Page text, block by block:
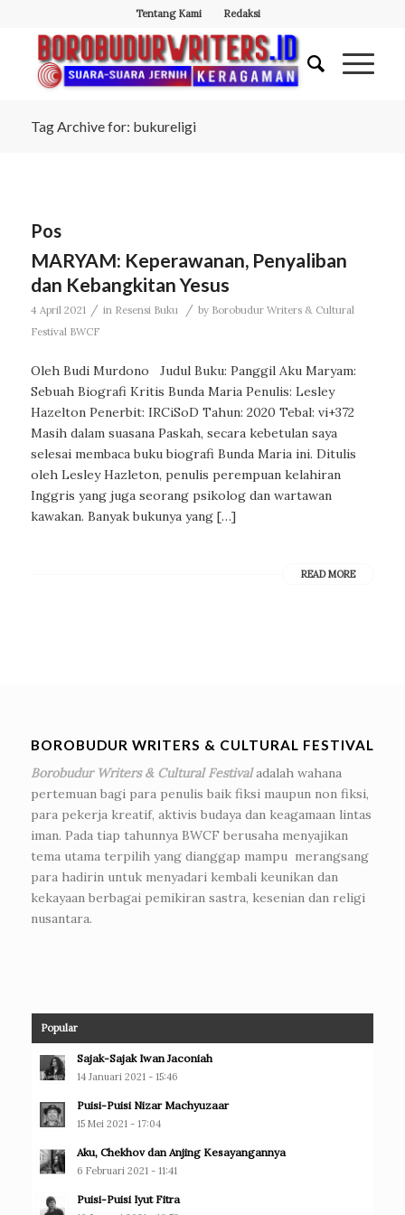
Tentang Kami Redaksi
Tag Archive for: bukureligi
Pos
MARYAM: Keperawanan, Penyaliban
dan Kebangkitan Yesus
4 April 2021 / in Resensi Buku / by Borobudur Writers & Cultural
Festival BWCF
Oleh Budi Murdono Judul Buku: Panggil Aku Maryam:
Sebuah Biografi Kritis Bunda Maria Penulis: Lesley
Hazelton Penerbit: IRCiSoD Tahun: 2020 Tebal: vi+372
Masih dalam suasana Paskah, secara kebetulan saya
selesai membaca buku biografi Bunda Maria ini. Ditulis
oleh Lesley Hazleton, penulis perempuan kelahiran
Inggris yang juga seorang psikolog dan wartawan
kawakan. Banyak bukunya yang […]
READ MORE
BOROBUDUR WRITERS & CULTURAL FESTIVAL
Borobudur Writers & Cultural Festivaladalah wahana
pertemuan bagi para penulis baik fiksi maupun non fiksi,
para pekerja kreatif, aktivis budaya dan keagamaan lintas
iman. Pada tiap tahunnya BWCF berusaha menyajikan
tema utama terpilih yang dianggap mampu merangsang
para hadirin untuk menyadari kembali keunikan dan
kekayaan berbagai pemikiran sastra, kesenian dan religi
nusantara.
Popular
Sajak-Sajak Iwan Jaconiah
14 Januari 2021 - 15:46
Puisi-Puisi Nizar Machyuzaar
15 Mei 2021 - 17:04
Aku, Chekhov dan Anjing Kesayangannya
6 Februari 2021 - 11:41
Puisi-Puisi Iyut Fitra